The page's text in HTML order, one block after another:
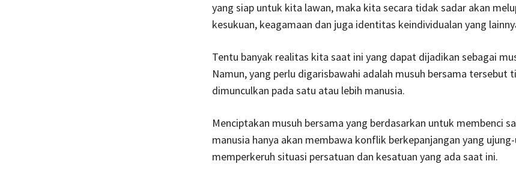
yang siap untuk kita lawan, maka kita secara tidak sadar akan
kesukuan, keagamaan dan juga identitas keindividualan yang
Tentu banyak realitas kita saat ini yang dapat dijadikan sebagai
Namun, yang perlu digarisbawahi adalah musuh bersama tersebut
dimunculkan pada satu atau lebih manusia.
Menciptakan musuh bersama yang berdasarkan untuk membenci
manusia hanya akan membawa konflik berkepanjangan yang
memperkeruh situasi persatuan dan kesatuan yang ada saat ini.